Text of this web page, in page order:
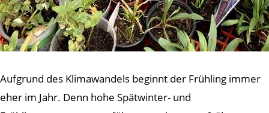
Aufgrund des Klimawandels beginnt der Frühling immer
eher im Jahr. Denn hohe Spätwinter- und